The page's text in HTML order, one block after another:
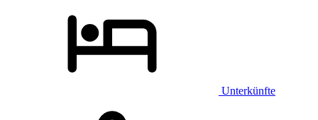
Unterkünfte